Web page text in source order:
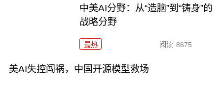
中美AI分野：从“造脑”到“铸身”的
战略分野
最热 阅读 8675
美AI失控闯祸，中国开源模型救场